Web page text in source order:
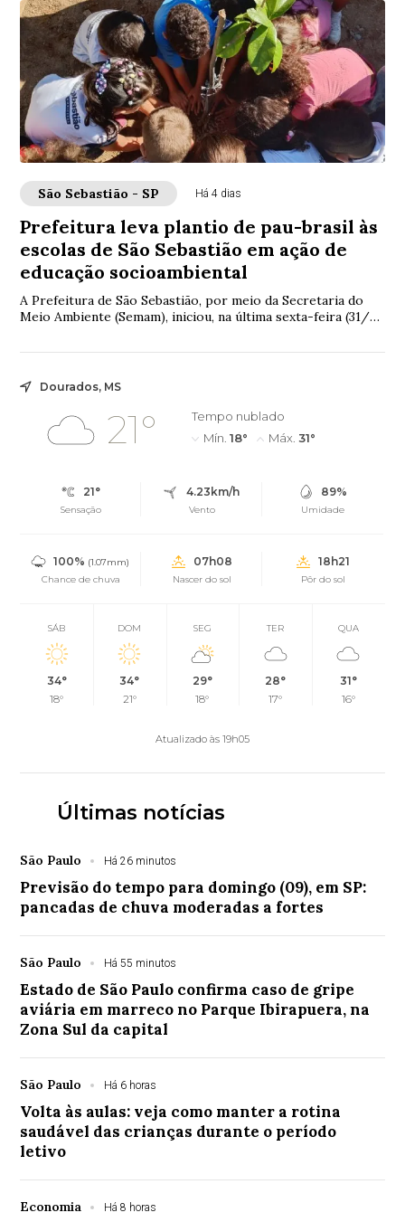
São Sebastião - SP Há 4 dias
Prefeitura leva plantio de pau-brasil às
escolas de São Sebastião em ação de
educação socioambiental
A Prefeitura de São Sebastião, por meio da Secretaria do
Meio Ambiente (Semam), iniciou, na última sexta-feira (31/7),
Dourados, MS
21°
Tempo nublado
Mín. 18° Máx. 31°
21°
Sensação
4.23km/h
Vento
89%
Umidade
100% (1.07mm)
Chance de chuva
07h08
Nascer do sol
18h21
Pôr do sol
SÁB
34°
18°
DOM
34°
21°
SEG
29°
18°
TER
28°
17°
QUA
31°
16°
Atualizado às 19h05
Últimas notícias
São Paulo Há 26 minutos
Previsão do tempo para domingo (09), em SP:
pancadas de chuva moderadas a fortes
São Paulo Há 55 minutos
Estado de São Paulo confirma caso de gripe
aviária em marreco no Parque Ibirapuera, na
Zona Sul da capital
São Paulo Há 6 horas
Volta às aulas: veja como manter a rotina
saudável das crianças durante o período
letivo
Economia Há 8 horas